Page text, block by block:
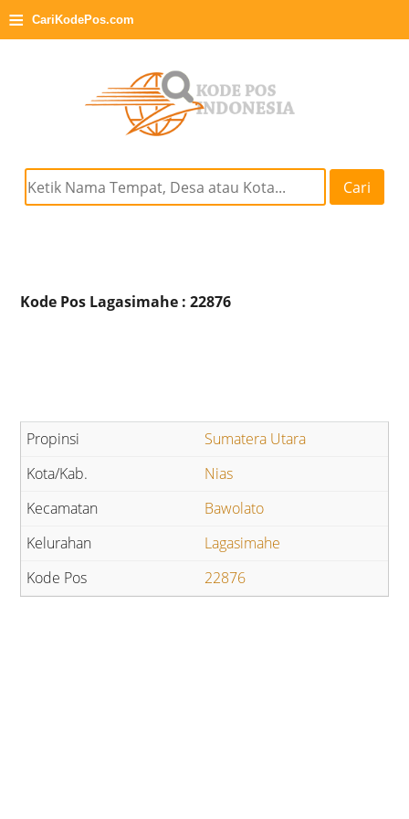
≡ CariKodePos.com
Cari
Kode Pos Lagasimahe : 22876
Sumatera Utara
Nias
Bawolato
Lagasimahe
22876